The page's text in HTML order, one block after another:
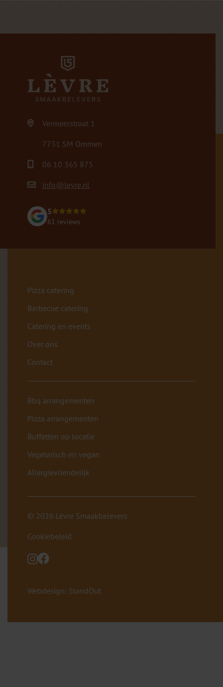
Vermeerstraat 1
7731 SM Ommen
06 10 365 875
info@levre.nl
5
61 reviews
Pizza catering
Bbq arrangementen
Barbecue catering
Pizza arrangementen
Catering en events
Buffetten op locatie
Over ons
Vegetarisch en vegan
Contact
Allergievriendelijk
Webdesign: StandOut
© 2026 Lèvre Smaakbelevers
Cookiebeleid